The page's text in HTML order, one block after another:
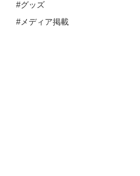
#グッズ
#メディア掲載